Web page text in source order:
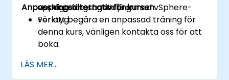
uppdateringshantering med vSphere-
verktyg.
verkliga företagsmiljöer.
Anpassningsalternativ för kursen
För att begära en anpassad träning för
denna kurs, vänligen kontakta oss för att
boka.
LÄS MER...